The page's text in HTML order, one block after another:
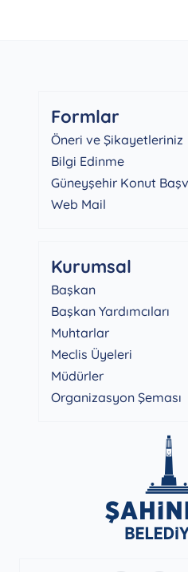
Formlar
Öneri ve Şikayetleriniz
Bilgi Edinme
Güneyşehir Konut
Web Mail
Kurumsal
Başkan
Başkan Yardımcıları
Muhtarlar
Meclis Üyeleri
Müdürler
Organizasyon Şeması